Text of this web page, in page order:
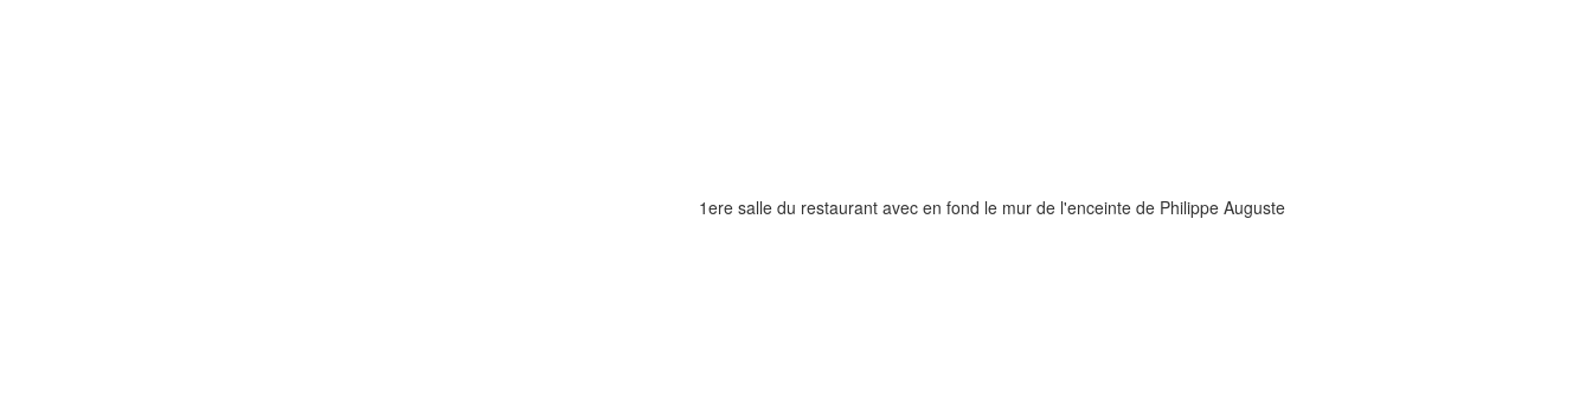
1ere salle du restaurant avec en fond le mur de l'enceinte de Philippe Auguste